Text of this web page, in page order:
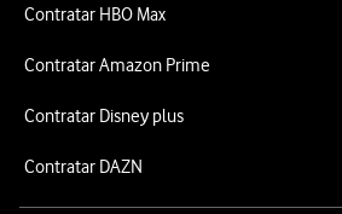
Contratar HBO Max
Contratar Amazon Prime
Contratar Disney plus
Contratar DAZN